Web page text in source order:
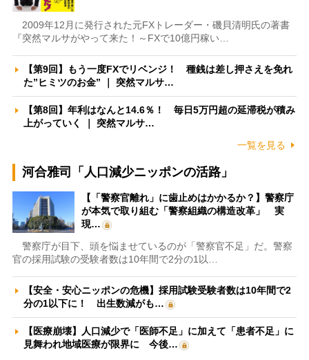
2009年12月に発行された元FXトレーダー・磯貝清明氏の著書
『突然マルサがやって来た！～FXで10億円稼い…
【第9回】もう一度FXでリベンジ！ 種銭は差し押さえを免れ
た”ヒミツのお金” ｜ 突然マルサ…
【第8回】年利はなんと14.6％！ 毎日5万円超の延滞税が積み
上がっていく ｜ 突然マルサ…
一覧を見る
河合雅司「人口減少ニッポンの活路」
【「警察官離れ」に歯止めはかかるか？】警察庁
が本気で取り組む「警察組織の構造改革」 実
現…
警察庁が目下、頭を悩ませているのが「警察官不足」だ。警察
官の採用試験の受験者数は10年間で2分の1以…
【安全・安心ニッポンの危機】採用試験受験者数は10年間で2
分の1以下に！ 出生数減がも…
【医療崩壊】人口減少で「医師不足」に加えて「患者不足」に
見舞われ地域医療が限界に 今後…